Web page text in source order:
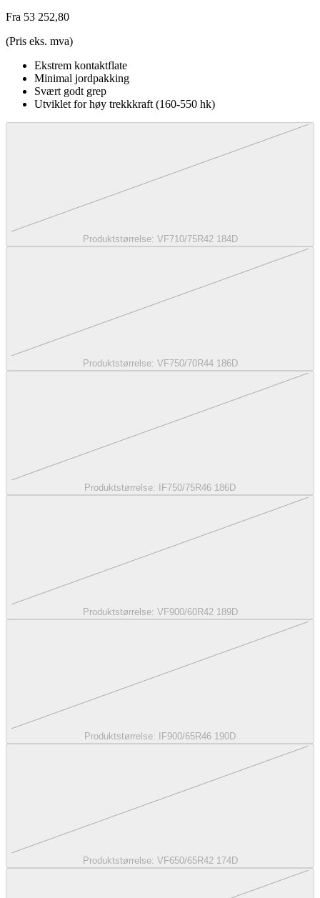
Fra 53 252,80
(Pris eks. mva)
Ekstrem kontaktflate
Minimal jordpakking
Svært godt grep
Utviklet for høy trekkkraft (160-550 hk)
Produktstørrelse: VF710/75R42 184D
Produktstørrelse: VF750/70R44 186D
Produktstørrelse: IF750/75R46 186D
Produktstørrelse: VF900/60R42 189D
Produktstørrelse: IF900/65R46 190D
Produktstørrelse: VF650/65R42 174D